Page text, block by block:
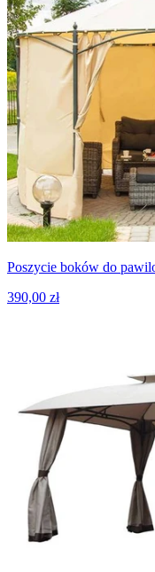
Poszycie boków do
390,00 zł